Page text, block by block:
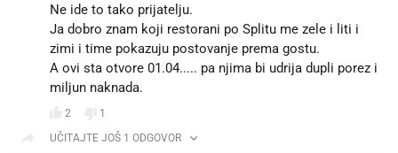
Ne ide to tako prijatelju.
Ja dobro znam koji restorani po Splitu me zele i liti i
zimi i time pokazuju postovanje prema gostu.
A ovi sta otvore 01.04..... pa njima bi udrija dupli porez i
miljun naknada.
2
1
UČITAJTE JOŠ 1 ODGOVOR